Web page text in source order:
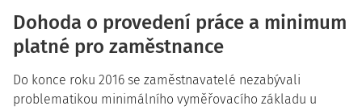
Dohoda o provedení práce a minimum
platné pro zaměstnance
Do konce roku 2016 se zaměstnavatelé nezabývali
problematikou minimálního vyměřovacího základu u